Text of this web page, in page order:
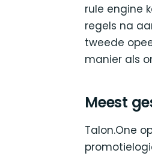
rule engine
regels na
tweede
manier als
Meest
Talon.One